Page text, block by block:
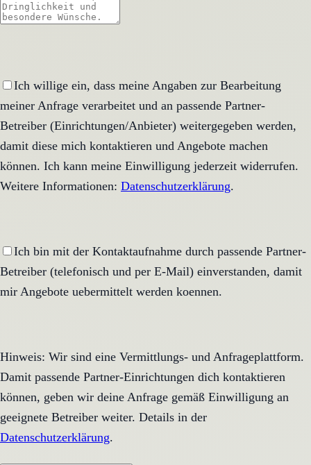
Ich willige ein, dass meine Angaben zur Bearbeitung
meiner Anfrage verarbeitet und an passende Partner-
Betreiber (Einrichtungen/Anbieter) weitergegeben werden,
damit diese mich kontaktieren und Angebote machen
können. Ich kann meine Einwilligung jederzeit widerrufen.
Weitere Informationen: Datenschutzerklärung.
Ich bin mit der Kontaktaufnahme durch passende Partner-
Betreiber (telefonisch und per E-Mail) einverstanden, damit
mir Angebote uebermittelt werden koennen.
Hinweis: Wir sind eine Vermittlungs- und Anfrageplattform.
Damit passende Partner-Einrichtungen dich kontaktieren
können, geben wir deine Anfrage gemäß Einwilligung an
geeignete Betreiber weiter. Details in der
Datenschutzerklärung.